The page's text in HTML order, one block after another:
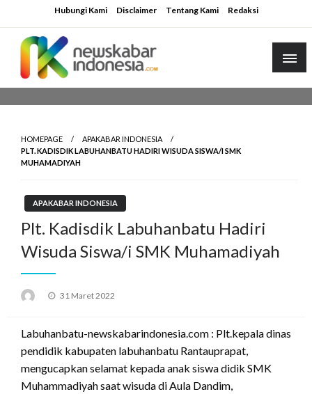
to
content
Hubungi Kami Disclaimer Tentang Kami Redaksi
HOMEPAGE
APAKABAR INDONESIA
PLT. KADISDIK LABUHANBATU HADIRI WISUDA SISWA/I SMK
MUHAMADIYAH
APAKABAR INDONESIA
Plt. Kadisdik Labuhanbatu Hadiri
Wisuda Siswa/i SMK Muhamadiyah
Posted
31 Maret 2022
Labuhanbatu-newskabarindonesia.com : Plt.kepala dinas
pendidik kabupaten labuhanbatu Rantauprapat,
mengucapkan selamat kepada anak siswa didik SMK
Muhammadiyah saat wisuda di Aula Dandim,